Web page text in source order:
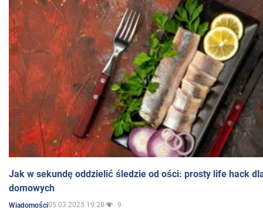
Jak w sekundę oddzielić śledzie od ości: prosty life hack
domowych
Wiadomości05.03.2025 19:28 9